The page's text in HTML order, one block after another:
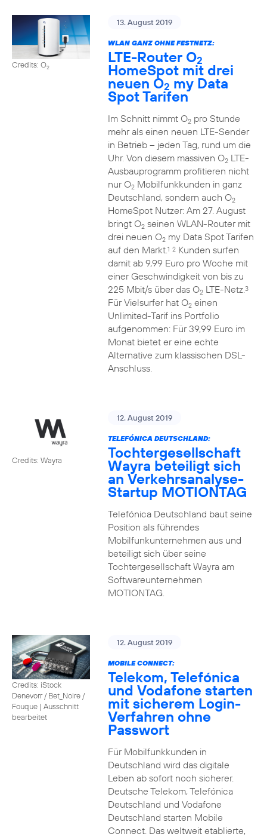
Credits: O2
13. August 2019
WLAN GANZ OHNE FESTNETZ:
LTE-Router O2
HomeSpot mit drei
neuen O2 my Data
Spot Tarifen
Im Schnitt nimmt O2pro Stunde
mehr als einen neuen LTE-Sender
in Betrieb – jeden Tag, rund um die
Uhr. Von diesem massiven O2LTE-
Ausbauprogramm profitieren nicht
nur O2Mobilfunkkunden in ganz
Deutschland, sondern auch O2
HomeSpot Nutzer: Am 27. August
bringt O2seinen WLAN-Router mit
drei neuen O2my Data Spot Tarifen
auf den Markt.1 2Kunden surfen
damit ab 9,99 Euro pro Woche mit
einer Geschwindigkeit von bis zu
225 Mbit/s über das O2LTE-Netz.3
Für Vielsurfer hat O2einen
Unlimited-Tarif ins Portfolio
aufgenommen: Für 39,99 Euro im
Monat bietet er eine echte
Alternative zum klassischen DSL-
Anschluss.
Credits: Wayra
12. August 2019
TELEFÓNICA DEUTSCHLAND:
Tochtergesellschaft
Wayra beteiligt sich
an Verkehrsanalyse-
Startup MOTIONTAG
Telefónica Deutschland baut seine
Position als führendes
Mobilfunkunternehmen aus und
beteiligt sich über seine
Tochtergesellschaft Wayra am
Softwareunternehmen
MOTIONTAG.
Credits: iStock
Denevorr / Bet_Noire /
Fouque | Ausschnitt
bearbeitet
12. August 2019
MOBILE CONNECT:
Telekom, Telefónica
und Vodafone starten
mit sicherem Login-
Verfahren ohne
Passwort
Für Mobilfunkkunden in
Deutschland wird das digitale
Leben ab sofort noch sicherer.
Deutsche Telekom, Telefónica
Deutschland und Vodafone
Deutschland starten Mobile
Connect. Das weltweit etablierte,